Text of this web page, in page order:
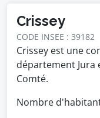
Crissey
CODE INSEE : 39182
Crissey est une
département Jura
Comté.
Nombre